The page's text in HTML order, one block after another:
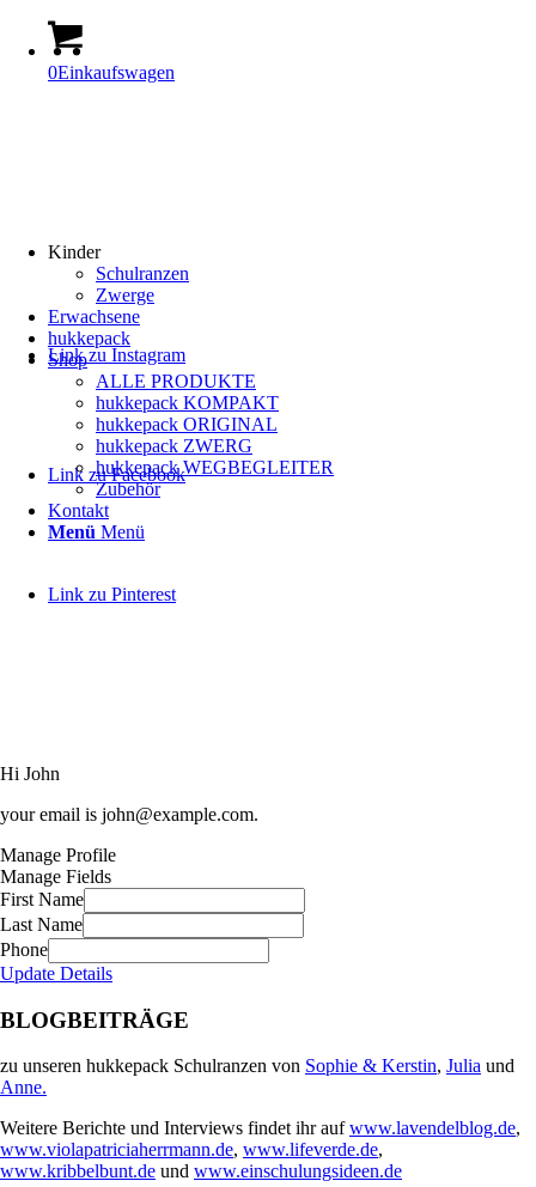
0Einkaufswagen
Link zu Instagram
Link zu Facebook
Link zu Pinterest
Kinder
Schulranzen
Zwerge
Erwachsene
hukkepack
Shop
ALLE PRODUKTE
hukkepack KOMPAKT
hukkepack ORIGINAL
hukkepack ZWERG
hukkepack WEGBEGLEITER
Zubehör
Kontakt
Menü Menü
Hi John
your email is john@example.com.
Manage Profile
Manage Fields
First Name
Last Name
Phone
Update Details
BLOGBEITRÄGE
zu unseren hukkepack Schulranzen von Sophie & Kerstin, Julia und
Anne.
Weitere Berichte und Interviews findet ihr aufwww.lavendelblog.de,
www.violapatriciaherrmann.de, www.lifeverde.de,
www.kribbelbunt.de und www.einschulungsideen.de